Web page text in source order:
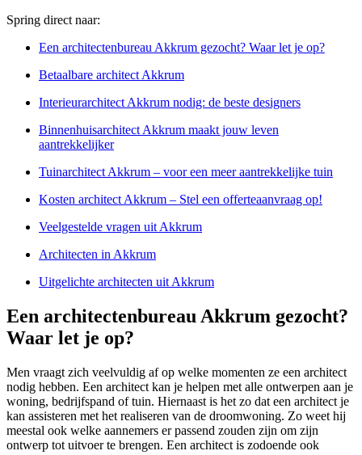
Spring direct naar:
Een architectenbureau Akkrum gezocht? Waar let je op?
Betaalbare architect Akkrum
Interieurarchitect Akkrum nodig: de beste designers
Binnenhuisarchitect Akkrum maakt jouw leven
aantrekkelijker
Tuinarchitect Akkrum – voor een meer aantrekkelijke tuin
Kosten architect Akkrum – Stel een offerteaanvraag op!
Veelgestelde vragen uit Akkrum
Architecten in Akkrum
Uitgelichte architecten uit Akkrum
Een architectenbureau Akkrum gezocht?
Waar let je op?
Men vraagt zich veelvuldig af op welke momenten ze een architect
nodig hebben. Een architect kan je helpen met alle ontwerpen aan je
woning, bedrijfspand of tuin. Hiernaast is het zo dat een architect je
kan assisteren met het realiseren van de droomwoning. Zo weet hij
meestal ook welke aannemers er passend zouden zijn om zijn
ontwerp tot uitvoer te brengen. Een architect is zodoende ook